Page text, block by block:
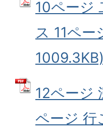
10ページ
ス 11ペ
1009.3KB)
12ページ
ページ 行